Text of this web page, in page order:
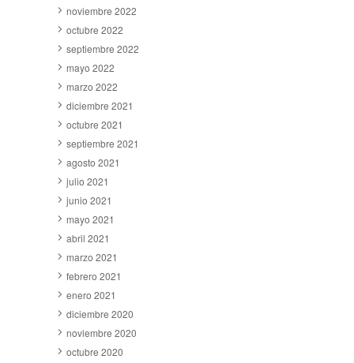
noviembre 2022
octubre 2022
septiembre 2022
mayo 2022
marzo 2022
diciembre 2021
octubre 2021
septiembre 2021
agosto 2021
julio 2021
junio 2021
mayo 2021
abril 2021
marzo 2021
febrero 2021
enero 2021
diciembre 2020
noviembre 2020
octubre 2020